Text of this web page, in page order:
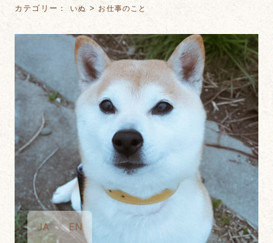
カテゴリー： いぬ > お仕事のこと
JA EN